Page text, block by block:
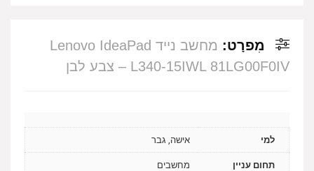
מִפרָט:
מחשב נייד Lenovo IdeaPad
L340-15IWL 81LG00F0IV – צבע לבן
למי אישה, גבר
תחום עניין מחשבים